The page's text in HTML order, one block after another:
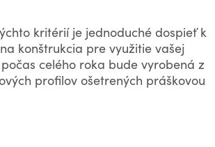
po montáži. Moderné systémy
vplyvmi počasia, aby ste si ich mohli
a to aj pri vyššom vetre či iných
Hliníkové konštrukcie sa zase
vaše systémy tienenia nevyžadovali
jemoderný dizajn
vašu nehnuteľnosť, pergolu či zimnú
na stenu domu alebo vyrobené
konštrukciou, ktorá môže stáť
ju teda umiestnite prakticky
chcieť.
podľa seba
hliníkovým prístreškom je bezpečné
hliníkovej konštrukcii. V našom
všetky možnosti prestrešenia od
kritérií je jednoduché dospieť k
konštrukcia pre využitie vašej
celého roka bude vyrobená z
profilov ošetrených práškovou